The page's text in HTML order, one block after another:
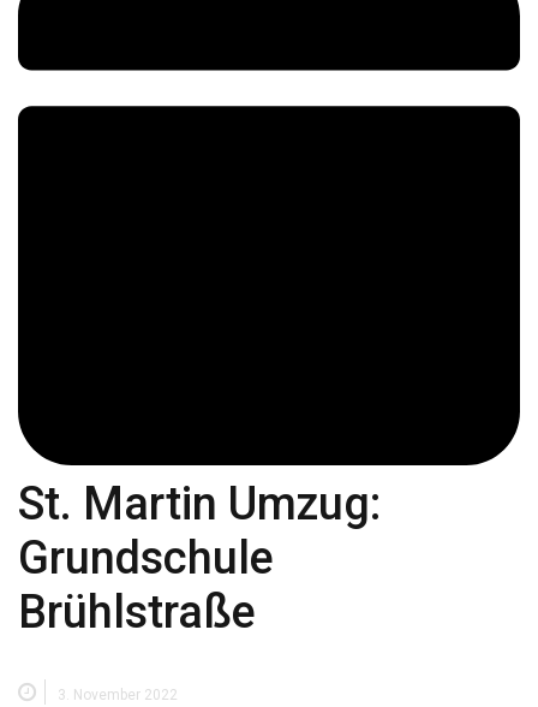
St. Martin Umzug:
Grundschule
Brühlstraße
3. November 2022